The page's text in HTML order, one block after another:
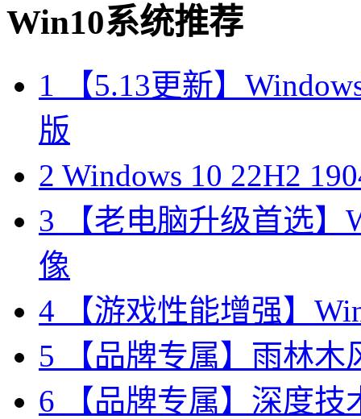
Win10系统推荐
1 【5.13更新】
版
2 Windows 10 22H2
3 【老电脑升级首选】
像
4 【游戏性能增强】
5 【品牌专属】雨林木
6 【品牌专属】深度技